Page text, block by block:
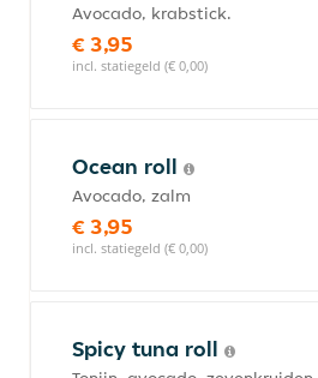
Avocado, krabstick.
€ 3,95
incl. statiegeld (€ 0,00)
Ocean roll
Avocado, zalm
€ 3,95
incl. statiegeld (€ 0,00)
Spicy tuna roll